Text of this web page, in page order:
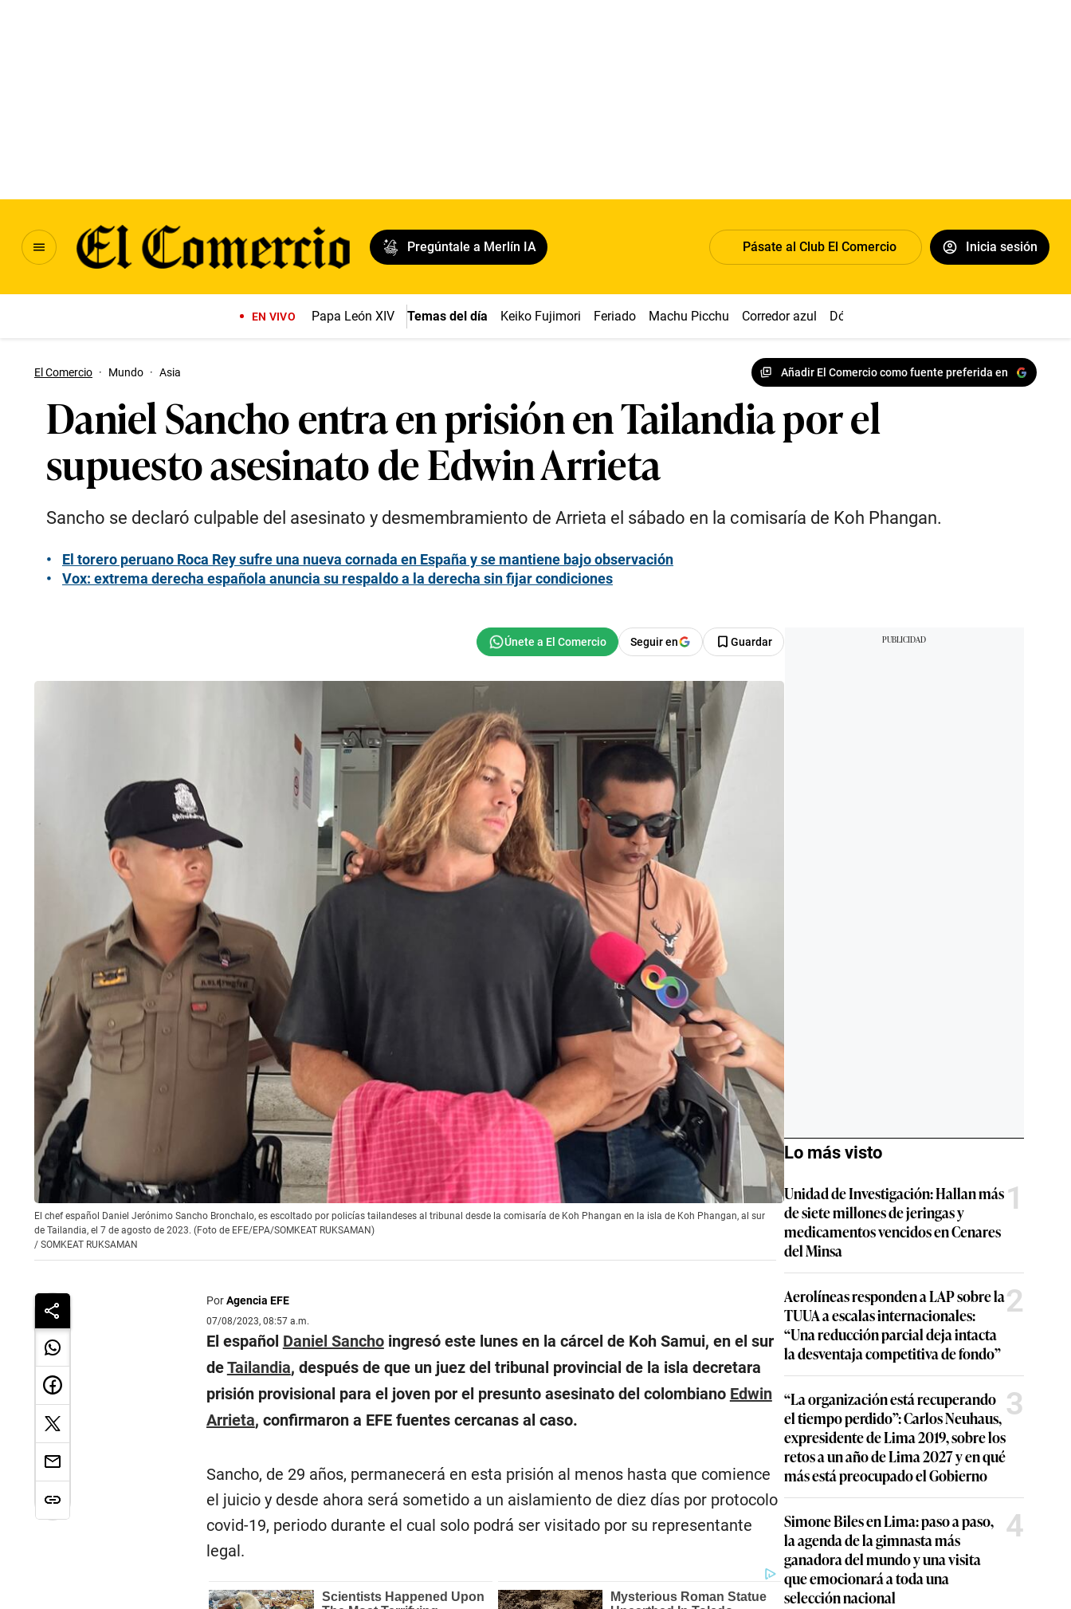
Pregúntale a Merlín IA Pásate al Club El Comercio Inicia sesión
EN VIVO Papa León XIV Temas del día Keiko Fujimori Feriado Machu Picchu Corredor azul Dólar
El Comercio · Mundo · Asia Añadir El Comercio como fuente preferida en
Daniel Sancho entra en prisión en Tailandia por el
supuesto asesinato de Edwin Arrieta
Sancho se declaró culpable del asesinato y desmembramiento de Arrieta el sábado en la comisaría de Koh Phangan.
El torero peruano Roca Rey sufre una nueva cornada en España y se mantiene bajo observación
Vox: extrema derecha española anuncia su respaldo a la derecha sin fijar condiciones
Seguir en Guardar
El chef español Daniel Jerónimo Sancho Bronchalo, es escoltado por policías tailandeses al tribunal desde la comisaría de Koh Phangan en la isla de Koh Phangan, al sur
de Tailandia, el 7 de agosto de 2023. (Foto de EFE/EPA/SOMKEAT RUKSAMAN)
/ SOMKEAT RUKSAMAN
PorAgencia EFE
07/08/2023, 08:57 a.m.
El español Daniel Sanchoingresó este lunes en la cárcel de Koh Samui, en el sur
deTailandia, después de que un juez del tribunal provincial de la isla decretara
prisión provisional para el joven por el presunto asesinato del colombiano Edwin
Arrieta, confirmaron a EFE fuentes cercanas al caso.
Sancho, de 29 años, permanecerá en esta prisión al menos hasta que comience
el juicio y desde ahora será sometido a un aislamiento de diez días por protocolo
covid-19, periodo durante el cual solo podrá ser visitado por su representante
legal.
Lo más visto
Unidad de Investigación: Hallan más
de siete millones de jeringas y
medicamentos vencidos en Cenares
del Minsa
1
Aerolíneas responden a LAP sobre la
TUUA a escalas internacionales:
“Una reducción parcial deja intacta
la desventaja competitiva de fondo”
2
“La organización está recuperando
el tiempo perdido”: Carlos Neuhaus,
expresidente de Lima 2019, sobre los
retos a un año de Lima 2027 y en qué
más está preocupado el Gobierno
3
Simone Biles en Lima: paso a paso,
la agenda de la gimnasta más
ganadora del mundo y una visita
que emocionará a toda una
selección nacional
4